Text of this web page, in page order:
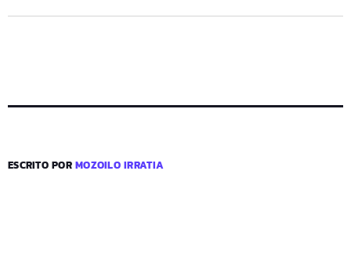
ESCRITO PORMOZOILO IRRATIA